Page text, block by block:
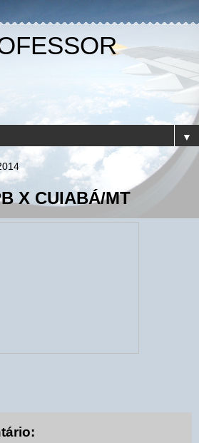
▼
X CUIABÁ/MT